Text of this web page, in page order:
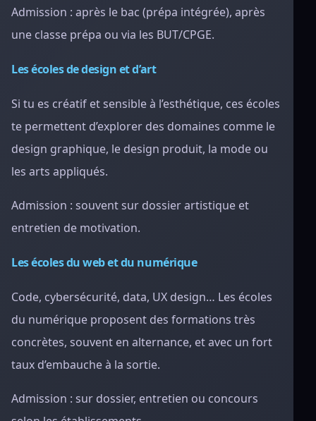
Admission : après le bac (prépa intégrée), après
une classe prépa ou via les BUT/CPGE.
Les écoles de design et d’art
Si tu es créatif et sensible à l’esthétique, ces écoles
te permettent d’explorer des domaines comme le
design graphique, le design produit, la mode ou
les arts appliqués.
Admission : souvent sur dossier artistique et
entretien de motivation.
Les écoles du web et du numérique
Code, cybersécurité, data, UX design… Les écoles
du numérique proposent des formations très
concrètes, souvent en alternance, et avec un fort
taux d’embauche à la sortie.
Admission : sur dossier, entretien ou concours